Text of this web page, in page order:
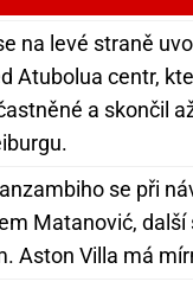
na levé straně
Atubolua centr,
a skončil
se při
Matanović, další
Aston Villa má